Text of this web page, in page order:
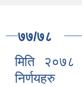
७७/७८
मिति २०७८
निर्णयहरु